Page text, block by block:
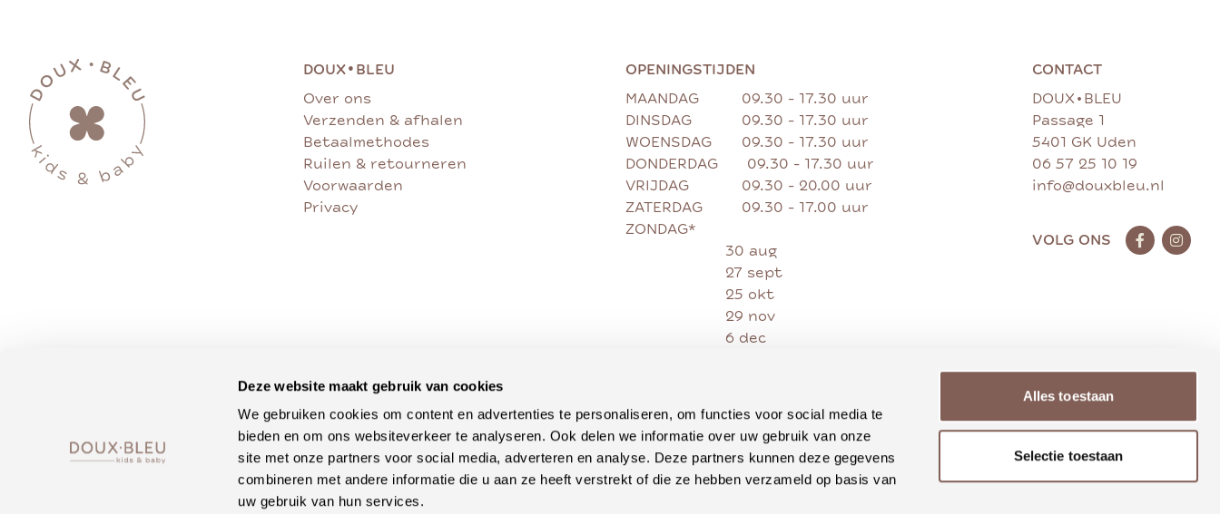
Deze website maakt gebruik van cookies
We gebruiken cookies om content en advertenties te personaliseren, om functies voor social media te
bieden en om ons websiteverkeer te analyseren. Ook delen we informatie over uw gebruik van onze
site met onze partners voor social media, adverteren en analyse. Deze partners kunnen deze gegevens
combineren met andere informatie die u aan ze heeft verstrekt of die ze hebben verzameld op basis van
uw gebruik van hun services.
Alles toestaan
Selectie toestaan
DOUX• BLEU
Over ons
Verzenden & afhalen
Betaalmethodes
Ruilen & retourneren
Voorwaarden
Privacy
OPENINGSTIJDEN
MAANDAG
09.30 - 17.30 uur
DINSDAG
09.30 - 17.30 uur
WOENSDAG
09.30 - 17.30 uur
DONDERDAG
09.30 - 17.30 uur
VRIJDAG
09.30 - 20.00 uur
ZATERDAG
09.30 - 17.00 uur
ZONDAG*
30 aug
27 sept
25 okt
29 nov
6 dec
CONTACT
DOUX • BLEU
Passage 1
5401 GK Uden
06 57 25 10 19
info@douxbleu.nl
VOLG ONS